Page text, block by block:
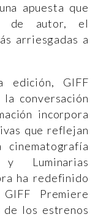
apuesta que
de autor, el
arriesgadas a
edición, GIFF
conversación
incorpora
que reflejan
y Luminarias
ha redefinido
Premiere
de los estrenos